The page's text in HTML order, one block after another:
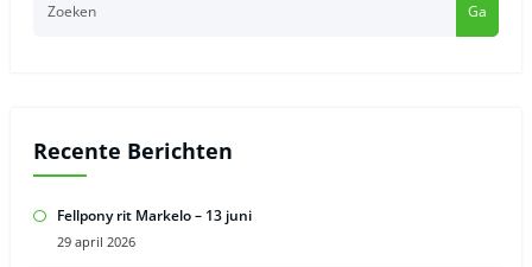
Ga
Recente Berichten
Fellpony rit Markelo – 13 juni
29 april 2026